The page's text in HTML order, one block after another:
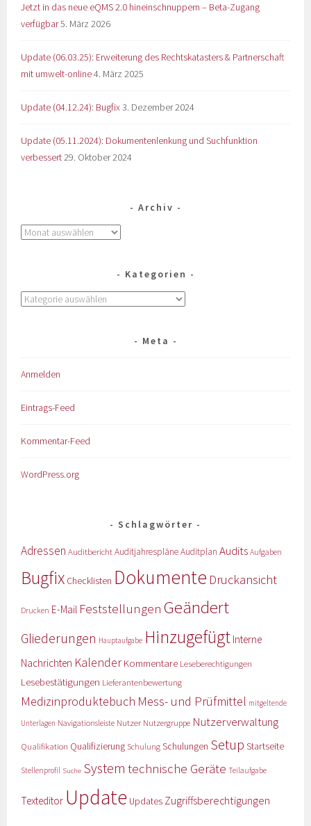
Jetzt in das neue eQMS 2.0 hineinschnuppern – Beta-Zugang
verfügbar5. März 2026
Update (06.03.25): Erweiterung des Rechtskatasters & Partnerschaft
mit umwelt-online4. März 2025
Update (04.12.24): Bugfix3. Dezember 2024
Update (05.11.2024): Dokumentenlenkung und Suchfunktion
verbessert29. Oktober 2024
Archiv
Kategorien
Meta
Anmelden
Eintrags-Feed
Kommentar-Feed
WordPress.org
Schlagwörter
Adressen AuditberichtAuditjahrespläneAuditplan Audits Aufgaben
Bugfix Checklisten Dokumente Druckansicht
Drucken E-Mail Feststellungen Geändert
Gliederungen Hauptaufgabe Hinzugefügt Interne
Nachrichten KalenderKommentare Leseberechtigungen
Lesebestätigungen Lieferantenbewertung
Medizinproduktebuch Mess- und Prüfmittel mitgeltende
Unterlagen Navigationsleiste Nutzer Nutzergruppe Nutzerverwaltung
Qualifikation Qualifizierung Schulung Schulungen Setup Startseite
Stellenprofil Suche System technische Geräte Teilaufgabe
Texteditor Update Updates Zugriffsberechtigungen